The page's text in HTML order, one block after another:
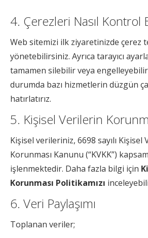
4. Çerezleri Nasıl Kontrol
Web sitemizi ilk ziyaretinizde çerez
yönetebilirsiniz. Ayrıca tarayıcı
tamamen silebilir veya
durumda bazı hizmetlerin düzgün
hatırlatırız.
5. Kişisel Verilerin
Kişisel verileriniz, 6698 sayılı Kişisel
Korunması Kanunu (“KVKK”)
işlenmektedir. Daha fazla bilgi için
Korunması Politikamızı
6. Veri Paylaşımı
Toplanan veriler;